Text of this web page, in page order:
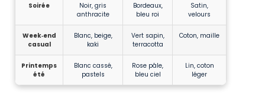
Soirée
Noir, gris
anthracite
Bordeaux,
bleu roi
Satin,
velours
Week‑end
casual
Blanc, beige,
kaki
Vert sapin,
terracotta
Coton, maille
Printemps
été
Blanc cassé,
pastels
Rose pâle,
bleu ciel
Lin, coton
léger